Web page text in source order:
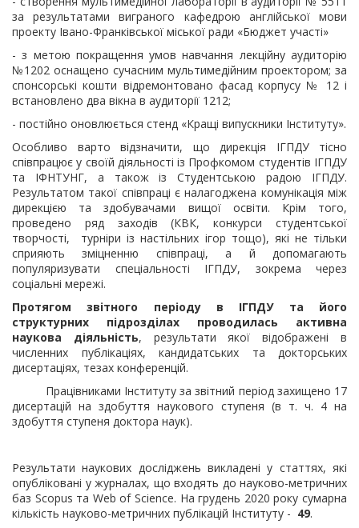
за результатами виграного кафедрою англійської мови
проекту Івано-Франківської міської ради «Бюджет участі»
-з метою покращення умов навчання лекційну аудиторію
№1202 оснащено сучасним мультимедійним проектором; за
спонсорські кошти відремонтовано фасад корпусу № 12 і
встановлено два вікна в аудиторії 1212;
- постійно оновлюється стенд «Кращі випускники Інституту».
Особливо варто відзначити, що дирекція ІГПДУ тісно
співпрацює у своїй діяльності із Профкомом студентів ІГПДУ
та ІФНТУНГ, а також із Студентською радою ІГПДУ.
Результатом такої співпраці є налагоджена комунікація між
дирекцією та здобувачами вищої освіти. Крім того,
проведено ряд заходів (КВК, конкурси студентської
творчості, турніри із настільних ігор тощо), які не тільки
сприяють зміцненню співпраці, а й допомагають
популяризувати спеціальності ІГПДУ, зокрема через
соціальні мережі.
Протягом звітного періоду в ІГПДУ та його
структурних підрозділах проводилась активна
наукова діяльність, результати якої відображені в
численних публікаціях, кандидатських та докторських
дисертаціях, тезах конференцій.
Працівниками Інституту за звітний період захищено 17
дисертацій на здобуття наукового ступеня (в т. ч. 4 на
здобуття ступеня доктора наук).
Результати наукових досліджень викладені у статтях, які
опубліковані у журналах, що входять до науково-метричних
баз Scopus та Web of Science. На грудень 2020 року сумарна
кількість науково-метричних публікацій Інституту - 49.